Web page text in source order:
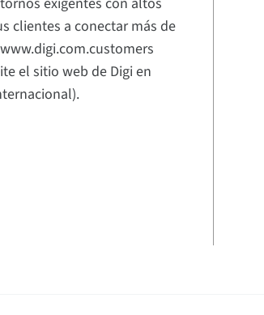
clientes a conectar más de
el sitio web de Digi en